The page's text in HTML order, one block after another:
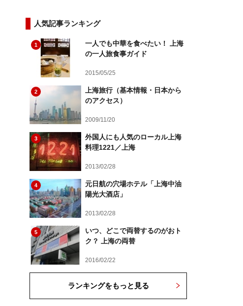
人気記事ランキング
1
一人でも中華を食べたい！ 上海
の一人旅食事ガイド
2015/05/25
2
上海旅行（基本情報・日本から
のアクセス）
2009/11/20
3
外国人にも人気のローカル上海
料理1221／上海
2013/02/28
4
元日航の穴場ホテル「上海中油
陽光大酒店」
2013/02/28
5
いつ、どこで両替するのがおト
ク？ 上海の両替
2016/02/22
ランキングをもっと見る